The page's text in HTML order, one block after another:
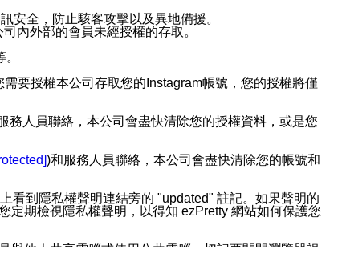
安全，防止駭客攻擊以及異地備援。
內外部的會員未經授權的存取。
要授權本公司存取您的Instagram帳號，您的授權將僅
務人員聯絡，本公司會盡快清除您的授權資料，或是您
)和服務人員聯絡，本公司會盡快清除您的帳號和
看到隱私權聲明連結旁的 "updated" 註記。如果聲明的
定期檢視隱私權聲明，以得知 ezPretty 網站如何保護您
與他人共享電腦或使用公共電腦，切記要關閉瀏覽器視